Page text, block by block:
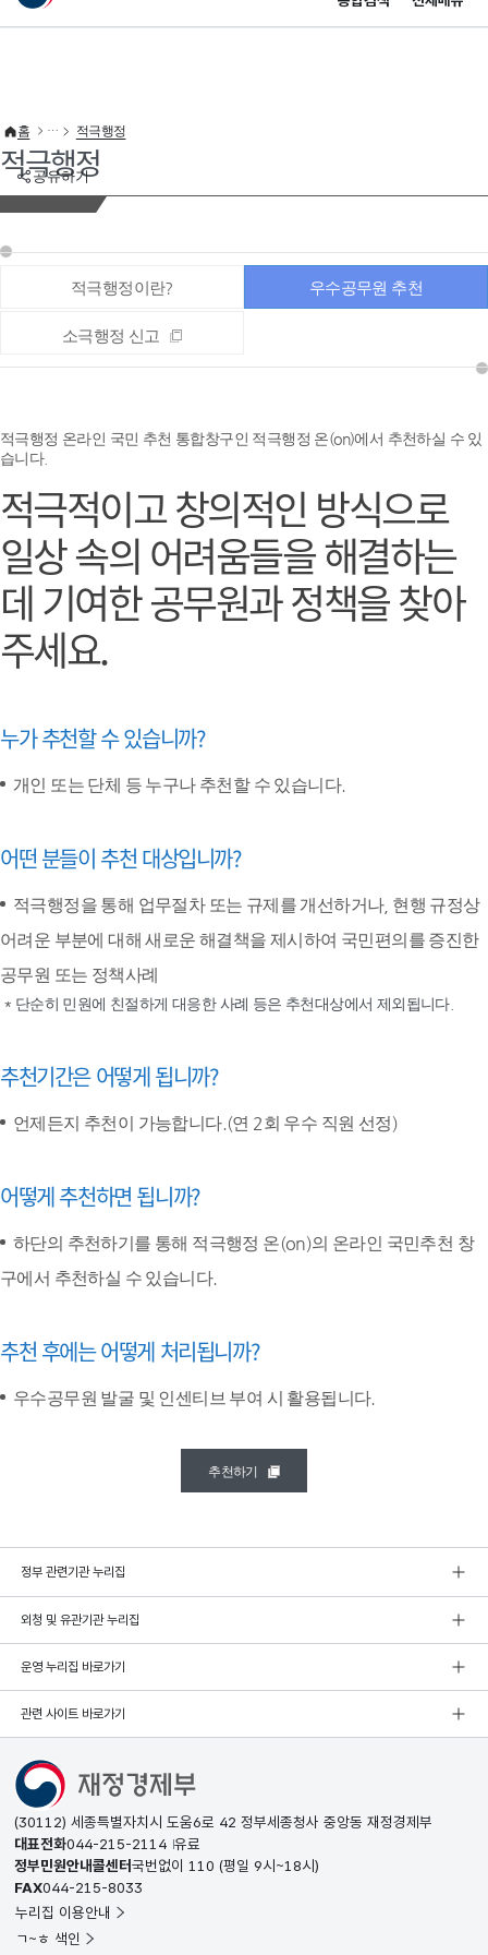
이 누리집은 대한민국 공식 전자정부 누리집입니다.
공유하기
홈 적극행정
적극행정
적극행정이란? 우수공무원 추천
소극행정 신고
적극행정 온라인 국민 추천 통합창구인 적극행정 온(on)에서 추천하실 수 있
습니다.
적극적이고 창의적인 방식으로
일상 속의 어려움들을 해결하는
데 기여한공무원과 정책을 찾아
주세요.
누가 추천할 수 있습니까?
개인 또는 단체 등 누구나 추천할 수 있습니다.
어떤 분들이 추천 대상입니까?
적극행정을 통해 업무절차 또는 규제를 개선하거나, 현행 규정상
어려운 부분에 대해 새로운 해결책을 제시하여 국민편의를 증진한
공무원 또는 정책사례
* 단순히 민원에 친절하게 대응한 사례 등은 추천대상에서 제외됩니다.
추천기간은 어떻게 됩니까?
언제든지 추천이 가능합니다.(연 2회 우수 직원 선정)
어떻게 추천하면 됩니까?
하단의 추천하기를 통해 적극행정 온(on)의 온라인 국민추천 창
구에서 추천하실 수 있습니다.
추천 후에는 어떻게 처리됩니까?
우수공무원 발굴 및 인센티브 부여 시 활용됩니다.
추천하기
정부 관련기관 누리집
외청 및 유관기관 누리집
운영 누리집 바로가기
관련 사이트 바로가기
(30112) 세종특별자치시 도움6로 42 정부세종청사 중앙동 재정경제부
대표전화044-215-2114 유료
정부민원안내콜센터국번없이 110 (평일 9시~18시)
FAX044-215-8033
누리집 이용안내
ㄱ~ㅎ 색인